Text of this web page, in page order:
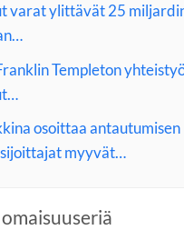
varat ylittävät 25
Templeton
osoittaa antautumisen
myyvät…